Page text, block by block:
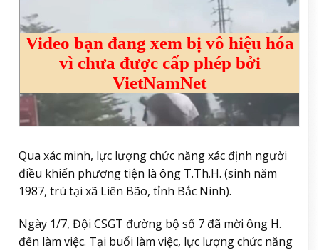
Qua xác minh, lực lượng chức năng xác định người
điều khiển phương tiện là ông T.Th.H. (sinh năm
1987, trú tại xã Liên Bão, tỉnh Bắc Ninh).
Ngày 1/7, Đội CSGT đường bộ số 7 đã mời ông H.
đến làm việc. Tại buổi làm việc, lực lượng chức năng